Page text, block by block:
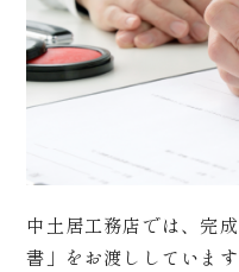
中土居工務店では、完
書」をお渡ししていま